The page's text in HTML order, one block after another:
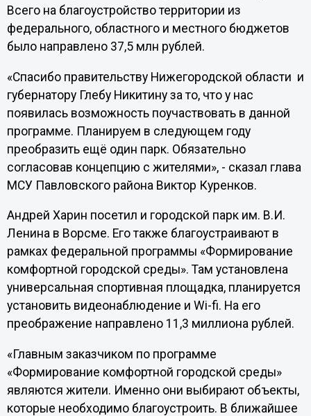
Всего на благоустройство территории из
федерального, областного и местного бюджетов
было направлено 37,5 млн рублей.
«Спасибо правительству Нижегородской области и
губернатору Глебу Никитину за то, что у нас
появилась возможность поучаствовать в данной
программе. Планируем в следующем году
преобразить ещё один парк. Обязательно
согласовав концепцию с жителями», - сказал глава
МСУ Павловского района Виктор Куренков.
Андрей Харин посетил и городской парк им. В.И.
Ленина в Ворсме. Его также благоустраивают в
рамках федеральной программы «Формирование
комфортной городской среды». Там установлена
универсальная спортивная площадка, планируется
установить видеонаблюдение и Wi-fi. На его
преображение направлено 11,3 миллиона рублей.
«Главным заказчиком по программе
«Формирование комфортной городской среды»
являются жители. Именно они выбирают объекты,
которые необходимо благоустроить. В ближайшее